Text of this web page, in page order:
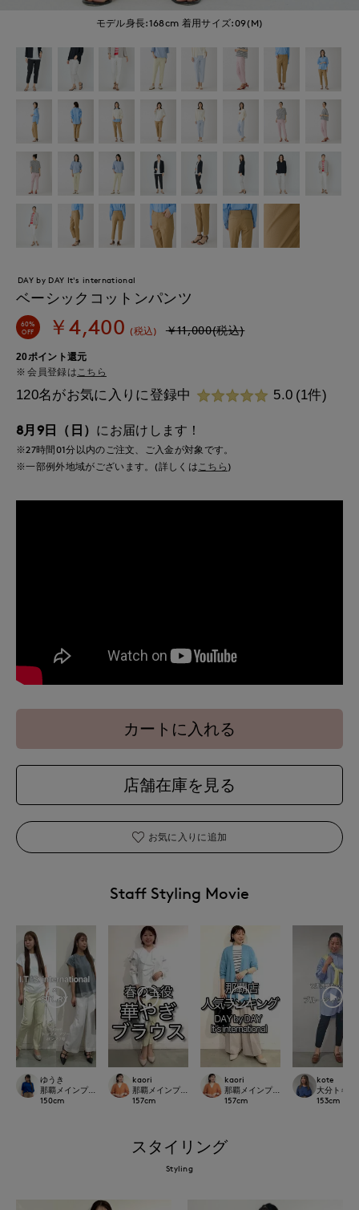
モデル身長:168cm 着用サイズ:09(M)
DAY by DAY It's international
ベーシックコットンパンツ
60%
OFF
￥4,400 (税込) ￥11,000(税込)
20ポイント還元
会員登録は こちら
120名がお気に入りに登録中 5.0 (1件)
8月9日（日） にお届けします！
※27時間01分以内のご注文、ご入金が対象です。
※一部例外地域がございます。(詳しくはこちら )
カートに入れる
店舗在庫を見る
お気に入りに追加
Staff Styling Movie
ゆうき
那覇メインプレイスI.T.'S.international
150cm
kaori
那覇メインプレイスI.T.'S.international
157cm
kaori
那覇メインプレイス
157cm
kote
大分トキハ
153cm
スタイリング
Styling